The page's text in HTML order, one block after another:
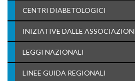
CENTRI DIABETOLOGICI
INIZIATIVE DALLE ASSOCIAZIONI
LEGGI NAZIONALI
LINEE GUIDA REGIONALI